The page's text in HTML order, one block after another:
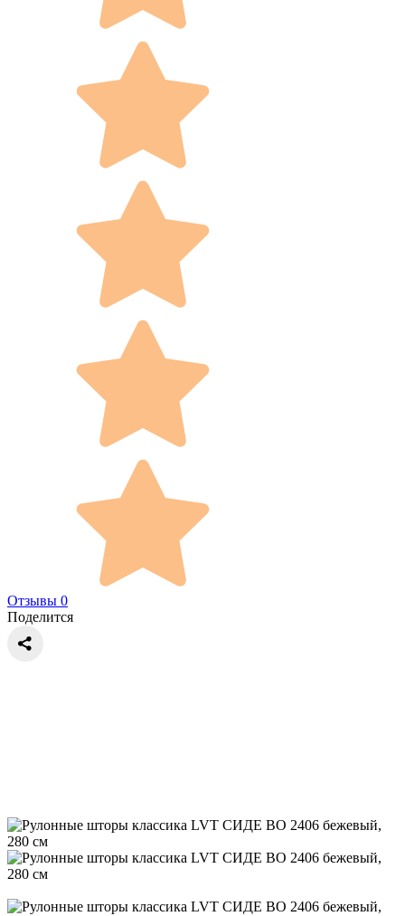
Отзывы 0
Поделится